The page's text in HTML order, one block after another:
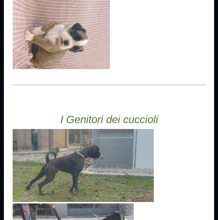
I Genitori dei cuccioli